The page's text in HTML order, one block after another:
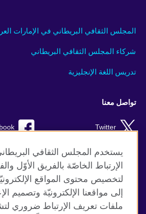
المجلس الثقافي البريطاني في الإمارات
شركاء المجلس الثقافي البريطاني
تدريس اللغة الإنجليزية
تواصل معنا
Twitter
RSS
يستخدم المجلس الثقافي
الإرتباط الخاصّة بالفريق الأوّل
لتخصيص محتوى المواقع
إلى مواقعنا الإلكترونيّة وتصميم
ملفات تعريف الإرتباط ضروري